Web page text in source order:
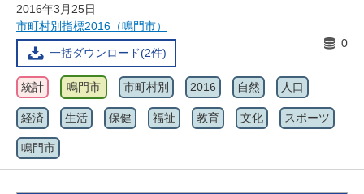
2016年3月25日
市町村別指標2016（鳴門市）
一括ダウンロード(2件)
0
統計 鳴門市 市町村別 2016 自然 人口
経済 生活 保健 福祉 教育 文化 スポーツ
鳴門市